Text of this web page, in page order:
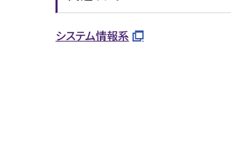
システム情報系